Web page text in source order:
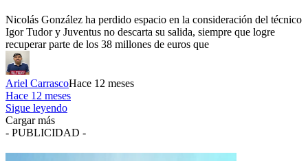
Nicolás González ha perdido espacio en la consideración del técnico
Igor Tudor y Juventus no descarta su salida, siempre que logre
recuperar parte de los 38 millones de euros que
Ariel CarrascoHace 12 meses
Hace 12 meses
Sigue leyendo
Cargar más
- PUBLICIDAD -